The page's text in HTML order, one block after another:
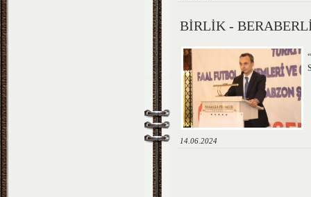
BİRLİK -
14.06.2024